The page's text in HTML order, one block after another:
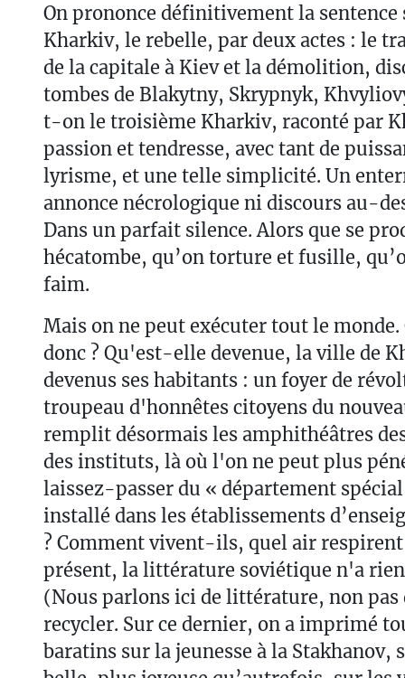
On prononce définitivement la
Kharkiv, le rebelle, par deux actes : le
de la capitale à Kiev et la démolition,
tombes de Blakytny, Skrypnyk,
t-on le troisième Kharkiv, raconté par
passion et tendresse, avec tant de
lyrisme, et une telle simplicité. Un
annonce nécrologique ni discours au-
Dans un parfait silence. Alors que se
hécatombe, qu’on torture et fusille,
faim.
Mais on ne peut exécuter tout le
donc ? Qu'est-elle devenue, la ville de
devenus ses habitants : un foyer de
troupeau d'honnêtes citoyens du
remplit désormais les amphithéâtres
des instituts, là où l'on ne peut plus
laissez-passer du « département
installé dans les établissements
? Comment vivent-ils, quel air
présent, la littérature soviétique n'a
(Nous parlons ici de littérature, non pas
recycler. Sur ce dernier, on a imprimé
baratins sur la jeunesse à la Stakhanov,